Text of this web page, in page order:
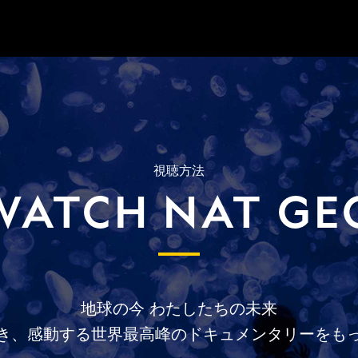
視聴方法
NAT
地球の今わたしたちの未来
、 感動する世界最高峰のドキュメンタリーをも